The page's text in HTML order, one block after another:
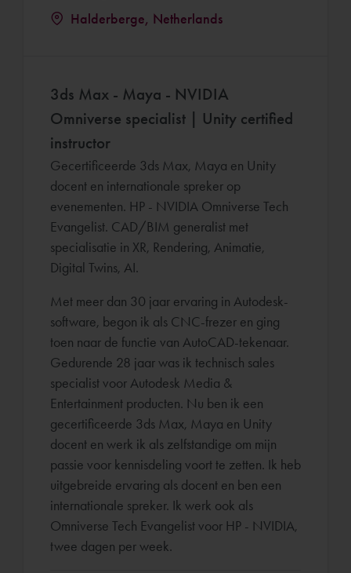
Halderberge, Netherlands
3ds Max - Maya - NVIDIA
Omniverse specialist | Unity certified
instructor
Gecertificeerde 3ds Max, Maya en Unity
docent en internationale spreker op
evenementen. HP - NVIDIA Omniverse Tech
Evangelist. CAD/BIM generalist met
specialisatie in XR, Rendering, Animatie,
Digital Twins, AI.
Met meer dan 30 jaar ervaring in Autodesk-
software, begon ik als CNC-frezer en ging
toen naar de functie van AutoCAD-tekenaar.
Gedurende 28 jaar was ik technisch sales
specialist voor Autodesk Media &
Entertainment producten. Nu ben ik een
gecertificeerde 3ds Max, Maya en Unity
docent en werk ik als zelfstandige om mijn
passie voor kennisdeling voort te zetten. Ik heb
uitgebreide ervaring als docent en ben een
internationale spreker. Ik werk ook als
Omniverse Tech Evangelist voor HP - NVIDIA,
twee dagen per week.